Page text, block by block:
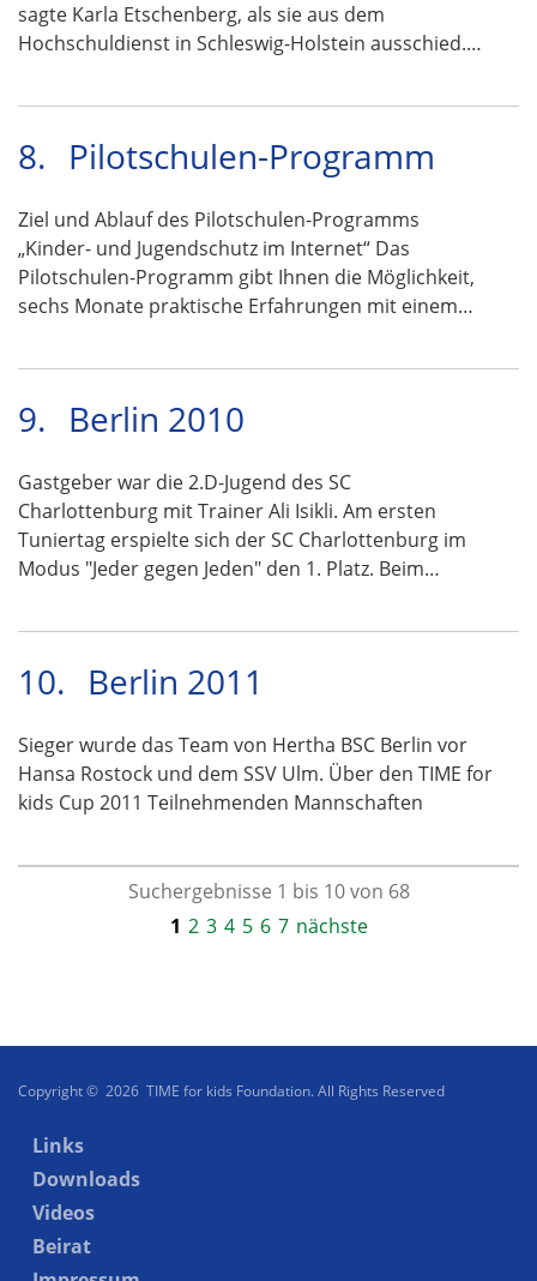
sagte Karla Etschenberg, als sie aus dem
Hochschuldienst in Schleswig-Holstein ausschied.…
8. Pilotschulen-Programm
Ziel und Ablauf des Pilotschulen-Programms
„Kinder- und Jugendschutz im Internet“ Das
Pilotschulen-Programm gibt Ihnen die Möglichkeit,
sechs Monate praktische Erfahrungen mit einem…
9. Berlin 2010
Gastgeber war die 2.D-Jugend des SC
Charlottenburg mit Trainer Ali Isikli. Am ersten
Tuniertag erspielte sich der SC Charlottenburg im
Modus "Jeder gegen Jeden" den 1. Platz. Beim…
10. Berlin 2011
Sieger wurde das Team von Hertha BSC Berlin vor
Hansa Rostock und dem SSV Ulm. Über den TIME for
kids Cup 2011 Teilnehmenden Mannschaften
Suchergebnisse 1 bis 10 von 68
1 2 3 4 5 6 7 nächste
Copyright © 2026 TIME for kids Foundation. All Rights Reserved
Links
Downloads
Videos
Beirat